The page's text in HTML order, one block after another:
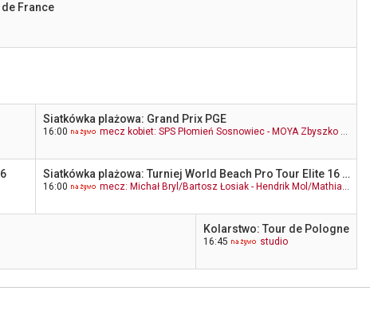
France
Siatkówka plażowa: Grand Prix PGE
16:00 mecz kobiet: SPS Płomień Sosnowiec - MOYA Zbyszko Radomka Radom
Siatkówka plażowa: Turniej World Beach Pro Tour Elite 16 w Hamburgu
16:00 mecz: Michał Bryl/Bartosz Łosiak - Hendrik Mol/Mathias Berntsen
Kolarstwo: Tour de Pologne
16:45 studio